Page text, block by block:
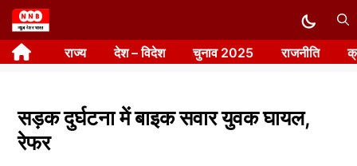
Skip
to
content राज्य देश – विदेश चुनाव 2025 राजनीति
सड़क दुर्घटना में बाइक सवार युवक घायल,
रेफर